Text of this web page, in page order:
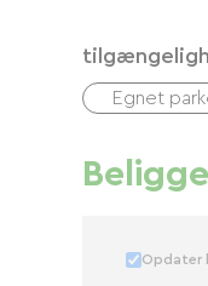
Egnet
Opdater